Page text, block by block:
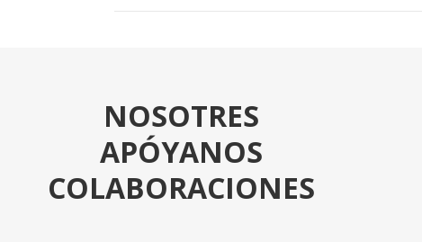
NOSOTRES
APÓYANOS
COLABORACIONES